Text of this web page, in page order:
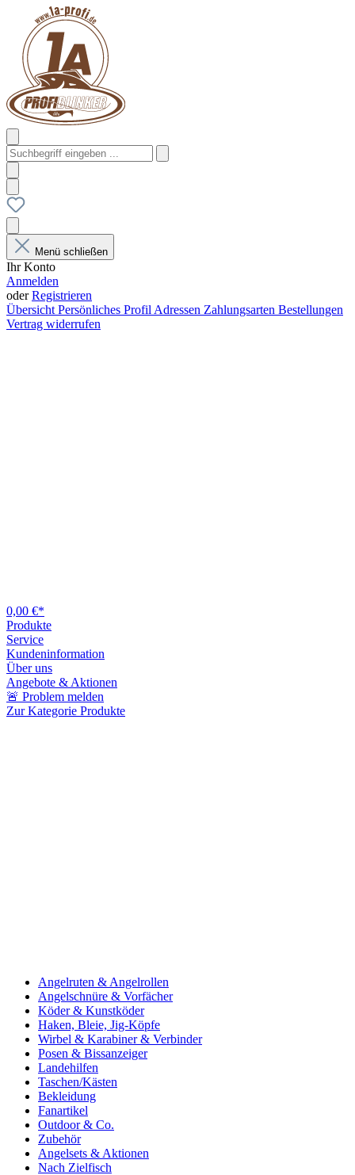
Menü schließen
Ihr Konto
Anmelden
oderRegistrieren
Übersicht Persönliches Profil Adressen Zahlungsarten Bestellungen
Vertrag widerrufen
0,00 €*
Produkte
Service
Kundeninformation
Über uns
Angebote & Aktionen
🚨 Problem melden
Zur Kategorie Produkte
Angelruten & Angelrollen
Angelschnüre & Vorfächer
Köder & Kunstköder
Haken, Bleie, Jig-Köpfe
Wirbel & Karabiner & Verbinder
Posen & Bissanzeiger
Landehilfen
Taschen/Kästen
Bekleidung
Fanartikel
Outdoor & Co.
Zubehör
Angelsets & Aktionen
Nach Zielfisch